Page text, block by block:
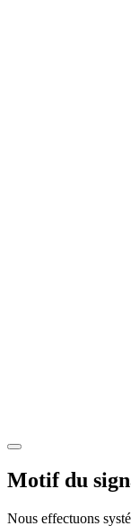
Motif du
Nous effectuons